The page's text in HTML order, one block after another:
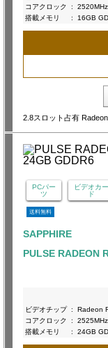
コアクロック
:
2520MHz
搭載メモリ
: 16GB
2.8スロット占有
PCパー
ツ
ビデオカー
ド
送料無料
SAPPHIRE
PULSE RADEON
ビデオチップ :
Radeon
コアクロック
:
2525MHz
搭載メモリ
: 24GB